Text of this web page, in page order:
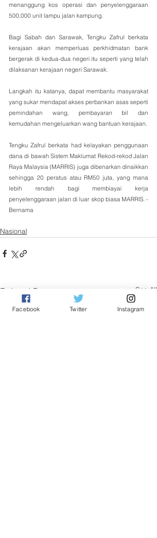
menanggung kos operasi dan penyelenggaraan
500,000 unit lampu jalan kampung.
Bagi Sabah dan Sarawak, Tengku Zafrul berkata
kerajaan akan memperluas perkhidmatan bank
bergerak di kedua-dua negeri itu seperti yang telah
dilaksanan kerajaan negeri Sarawak.
Langkah itu katanya, dapat membantu masyarakat
yang sukar mendapat akses perbankan asas seperti
pemindahan wang, pembayaran bil dan
kemudahan mengeluarkan wang bantuan kerajaan.
Tengku Zafrul berkata had kelayakan penggunaan
dana di bawah Sistem Maklumat Rekod-rekod Jalan
Raya Malaysia (MARRIS) juga dibenarkan dinaikkan
sehingga 20 peratus atau RM50 juta, yang mana
lebih rendah bagi membiayai kerja
penyelenggaraan jalan di luar skop biasa MARRIS. -
Bernama
Nasional
Related Posts See All
Facebook Twitter Instagram